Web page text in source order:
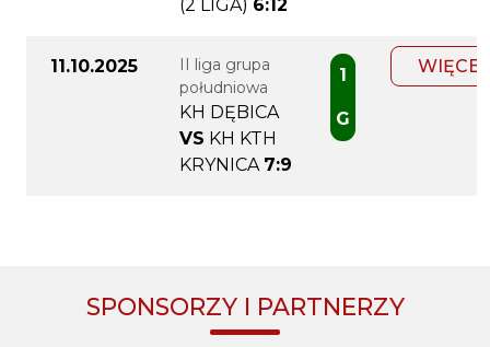
(2 LIGA) 6:12
11.10.2025
II liga grupa
południowa
KH DĘBICA
VS KH KTH
KRYNICA 7:9
1
G
WIĘCEJ
SPONSORZY I PARTNERZY